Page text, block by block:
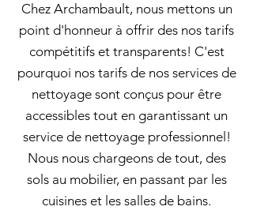
Chez Archambault, nous mettons un
point d'honneur à offrir des nos tarifs
compétitifs et transparents! C'est
pourquoi nos tarifs de nos services de
nettoyage sont conçus pour être
accessibles tout en garantissant un
service de nettoyage professionnel!
Nous nous chargeons de tout, des
sols au mobilier, en passant par les
cuisines et les salles de bains.